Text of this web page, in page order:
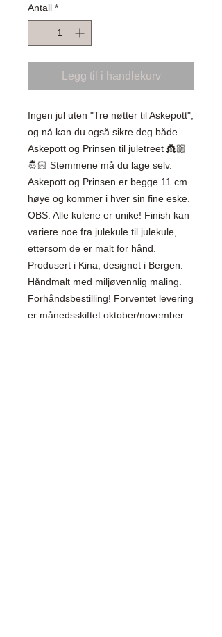
Antall *
Legg til i handlekurv
Ingen jul uten "Tre nøtter til Askepott",
og nå kan du også sikre deg både
Askepott og Prinsen til juletreet 👸🏼
🤴🏻 Stemmene må du lage selv.
Askepott og Prinsen er begge 11 cm
høye og kommer i hver sin fine eske.
OBS: Alle kulene er unike! Finish kan
variere noe fra julekule til julekule,
ettersom de er malt for hånd.
Produsert i Kina, designet i Bergen.
Håndmalt med miljøvennlig maling.
Forhåndsbestilling! Forventet levering
er månedsskiftet oktober/november.